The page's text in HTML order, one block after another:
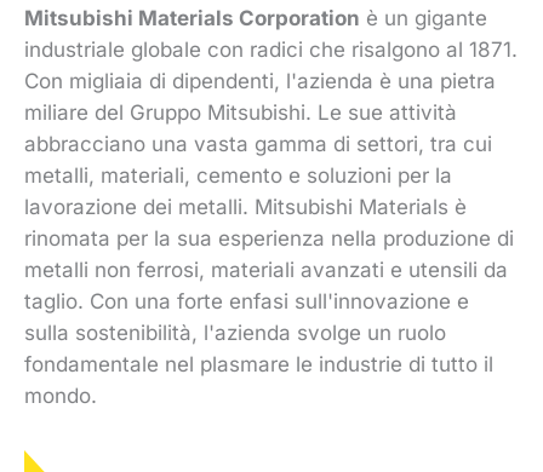
Mitsubishi Materials Corporation è un gigante
industriale globale con radici che risalgono al 1871.
Con migliaia di dipendenti, l'azienda è una pietra
miliare del Gruppo Mitsubishi. Le sue attività
abbracciano una vasta gamma di settori, tra cui
metalli, materiali, cemento e soluzioni per la
lavorazione dei metalli. Mitsubishi Materials è
rinomata per la sua esperienza nella produzione di
metalli non ferrosi, materiali avanzati e utensili da
taglio. Con una forte enfasi sull'innovazione e
sulla sostenibilità, l'azienda svolge un ruolo
fondamentale nel plasmare le industrie di tutto il
mondo.